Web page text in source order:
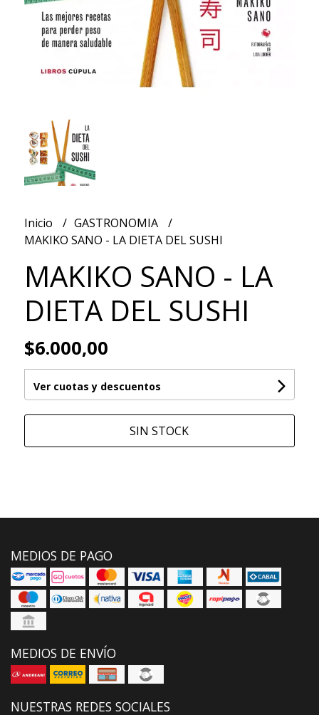
Inicio
GASTRONOMIA
MAKIKO SANO - LA DIETA DEL SUSHI
MAKIKO SANO - LA
DIETA DEL SUSHI
$6.000,00
Ver cuotas y descuentos
SIN STOCK
MEDIOS DE PAGO
MEDIOS DE ENVÍO
NUESTRAS REDES SOCIALES